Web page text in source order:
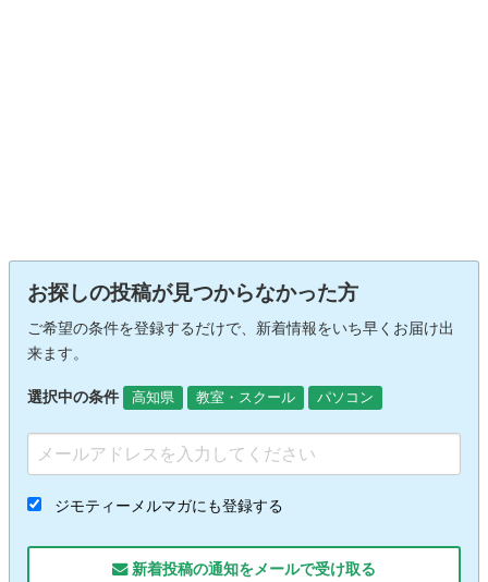
お探しの投稿が見つからなかった方
ご希望の条件を登録するだけで、新着情報をいち早くお届け出
来ます。
選択中の条件 高知県 教室・スクール パソコン
ジモティーメルマガにも登録する
新着投稿の通知をメールで受け取る